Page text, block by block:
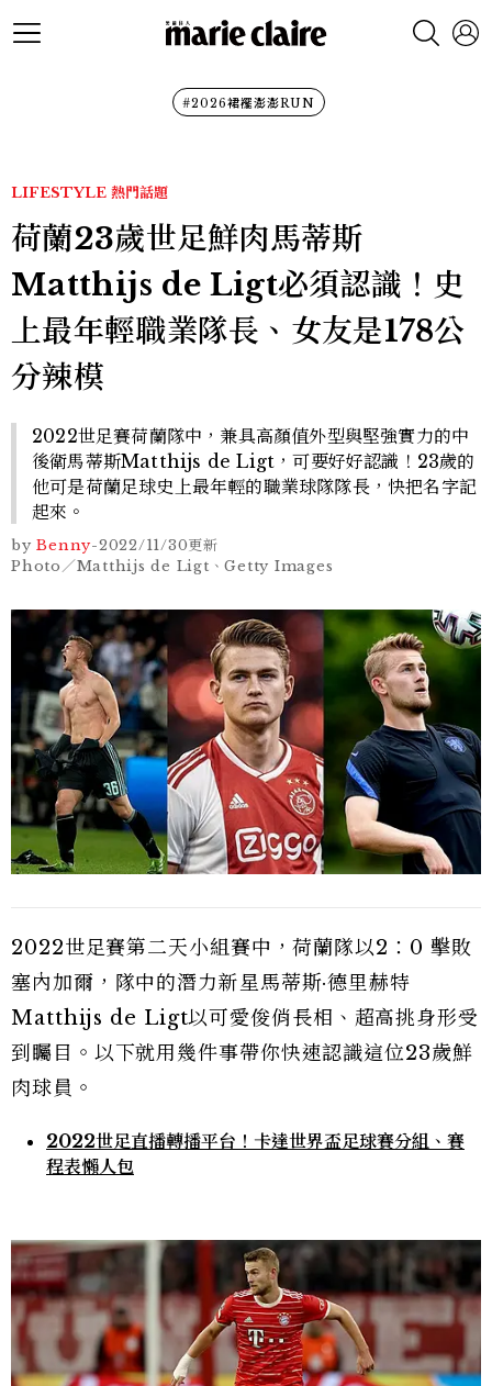
#2026裙襬澎澎RUN
LIFESTYLE 熱門話題
荷蘭23歲世足鮮肉馬蒂斯
Matthijs de Ligt必須認識！史
上最年輕職業隊長、女友是178公
分辣模
2022世足賽荷蘭隊中，兼具高顏值外型與堅強實力的中
後衛馬蒂斯Matthijs de Ligt，可要好好認識！23歲的
他可是荷蘭足球史上最年輕的職業球隊隊長，快把名字記
起來。
by Benny-2022/11/30更新
Photo／Matthijs de Ligt、Getty Images
2022世足賽第二天小組賽中，荷蘭隊以2：0 擊敗
塞內加爾，隊中的潛力新星馬蒂斯·德里赫特
Matthijs de Ligt以可愛俊俏長相、超高挑身形受
到矚目。以下就用幾件事帶你快速認識這位23歲鮮
肉球員。
2022世足直播轉播平台！卡達世界盃足球賽分組、賽
程表懶人包